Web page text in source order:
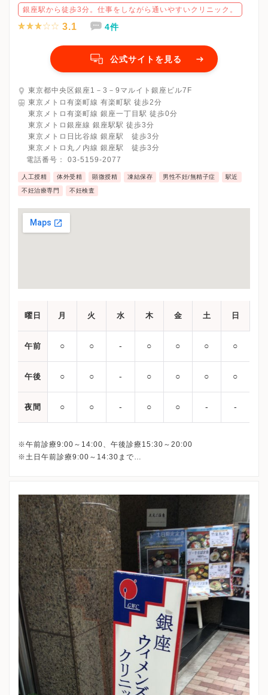
銀座駅から徒歩3分。仕事をしながら通いやすいクリニック。
3.1 4件
公式サイトを見る
東京都中央区銀座1－3－9マルイト銀座ビル7F
東京メトロ有楽町線 有楽町駅 徒歩2分
東京メトロ有楽町線 銀座一丁目駅 徒歩0分
東京メトロ銀座線 銀座駅駅 徒歩3分
東京メトロ日比谷線 銀座駅 徒歩3分
東京メトロ丸ノ内線 銀座駅 徒歩3分
電話番号： 03-5159-2077
人工授精 体外受精 顕微授精 凍結保存 男性不妊/無精子症 駅近
不妊治療専門 不妊検査
曜日 月 火 水 木 金 土 日
午前 ○ ○ ‐ ○ ○ ○ ○
午後 ○ ○ ‐ ○ ○ ○ ○
夜間 ○ ○ ‐ ○ ○ ‐ ‐
※午前診療9:00～14:00、午後診療15:30～20:00
※土日午前診療9:00～14:30まで
平日午後：19:30
土日： 14:00